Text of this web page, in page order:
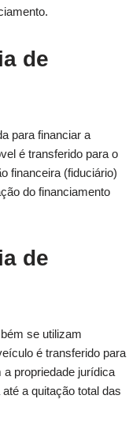
de
para financiar a
é transferido para o
financeira (fiduciário)
do financiamento
de
se utilizam
é transferido para
a propriedade jurídica
a quitação total das